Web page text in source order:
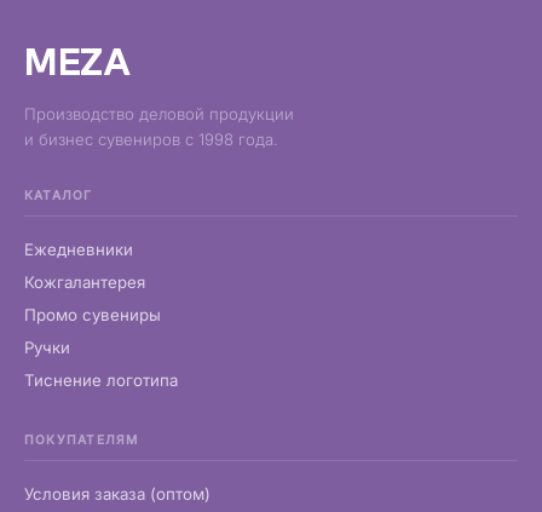
MEZA
Производство деловой продукции
и бизнес сувениров с 1998 года.
КАТАЛОГ
Ежедневники
Кожгалантерея
Промо сувениры
Ручки
Тиснение логотипа
ПОКУПАТЕЛЯМ
Условия заказа (оптом)